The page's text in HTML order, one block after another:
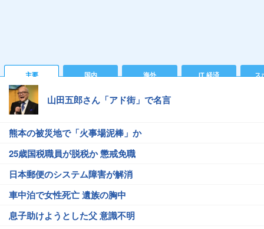
主要 国内 海外 IT 経済 ス
山田五郎さん「アド街」で名言
熊本の被災地で「火事場泥棒」か
25歳国税職員が脱税か 懲戒免職
日本郵便のシステム障害が解消
車中泊で女性死亡 遺族の胸中
息子助けようとした父 意識不明